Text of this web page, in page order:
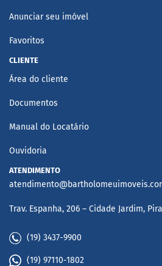
Anunciar seu imóvel
Favoritos
CLIENTE
Área do cliente
Documentos
Manual do Locatário
Ouvidoria
ATENDIMENTO
Trav. Espanha, 206 – Cidade Jardim,
(19) 3437-9900
(19) 97110-1802